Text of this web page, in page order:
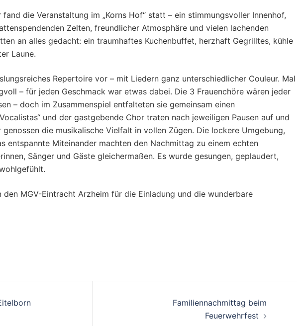
die Veranstaltung im „Korns Hof“ statt – ein stimmungsvoller Innenhof,
Zelten, freundlicher Atmosphäre und vielen lachenden
an alles gedacht: ein traumhaftes Kuchenbuffet, herzhaft Gegrilltes, kühle
Laune.
Repertoire vor – mit Liedern ganz unterschiedlicher Couleur. Mal
– für jeden Geschmack war etwas dabei. Die 3 Frauenchöre wären jeder
– doch im Zusammenspiel entfalteten sie gemeinsam einen
und der gastgebende Chor traten nach jeweiligen Pausen auf und
die musikalische Vielfalt in vollen Zügen. Die lockere Umgebung,
entspannte Miteinander machten den Nachmittag zu einem echten
Sänger und Gäste gleichermaßen. Es wurde gesungen, geplaudert,
den MGV-Eintracht Arzheim für die Einladung und die wunderbare
Familiennachmittag beim
Feuerwehrfest